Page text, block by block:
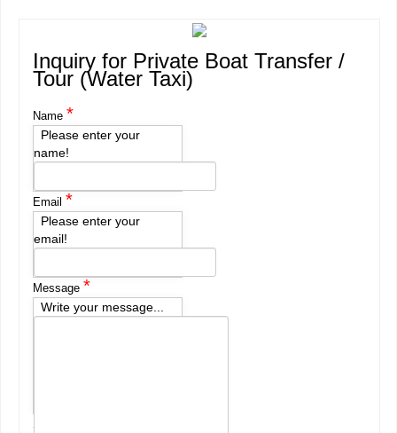
Inquiry for Private Boat Transfer /
Tour (Water Taxi)
Name *
Please enter your
name!
Email *
Please enter your
email!
Message *
Write your message...
Security